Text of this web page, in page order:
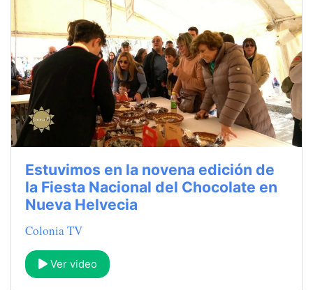
Estuvimos en la novena edición de
la Fiesta Nacional del Chocolate en
Nueva Helvecia
Colonia TV
Ver video